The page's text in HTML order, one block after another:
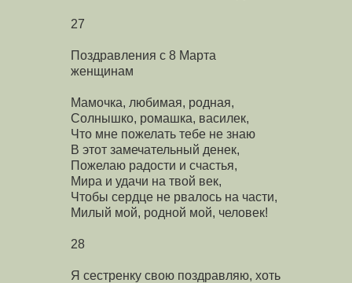
27
Поздравления с 8 Марта
женщинам
Мамочка, любимая, родная,
Солнышко, ромашка, василек,
Что мне пожелать тебе не знаю
В этот замечательный денек,
Пожелаю радости и счастья,
Мира и удачи на твой век,
Чтобы сердце не рвалось на части,
Милый мой, родной мой, человек!
28
Я сестренку свою поздравляю, хоть